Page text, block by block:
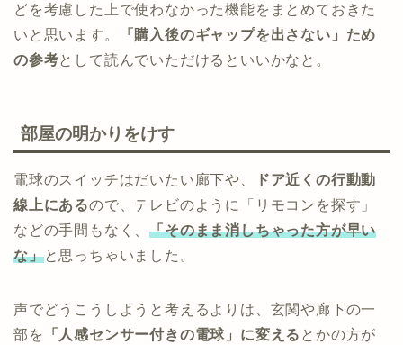
どを考慮した上で使わなかった機能をまとめておきた
いと思います。
「購入後のギャップを出さない」ため
の参考として読んでいただけるといいかなと。
部屋の明かりをけす
電球のスイッチはだいたい廊下や、
ドア近くの行動動
線上にあるので、テレビのように「リモコンを探す」
などの手間もなく、「そのまま消しちゃった方が早い
な」と思っちゃいました。
声でどうこうしようと考えるよりは、玄関や廊下の一
部を
「人感センサー付きの電球」に変える とかの方が